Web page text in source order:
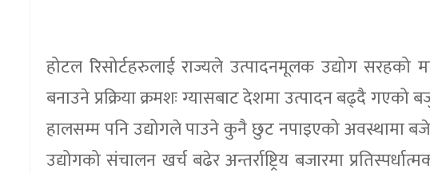
होटल रिसोर्टहरुलाई राज्यले उत्पादनमूलक उद्योग सरहको
बनाउने प्रक्रिया क्रमशः ग्यासबाट देशमा उत्पादन बढ्दै
हालसम्म पनि उद्योगले पाउने कुनै छुट नपाइएको अवस्थामा
उद्योगको संचालन खर्च बढेर अन्तर्राष्ट्रिय बजारमा